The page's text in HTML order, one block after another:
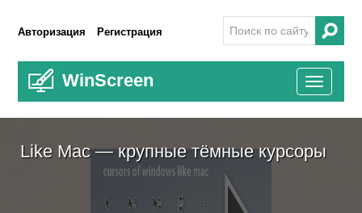
Авторизация Регистрация
WinScreen
Toggle
Like Mac — крупные тёмные курсоры